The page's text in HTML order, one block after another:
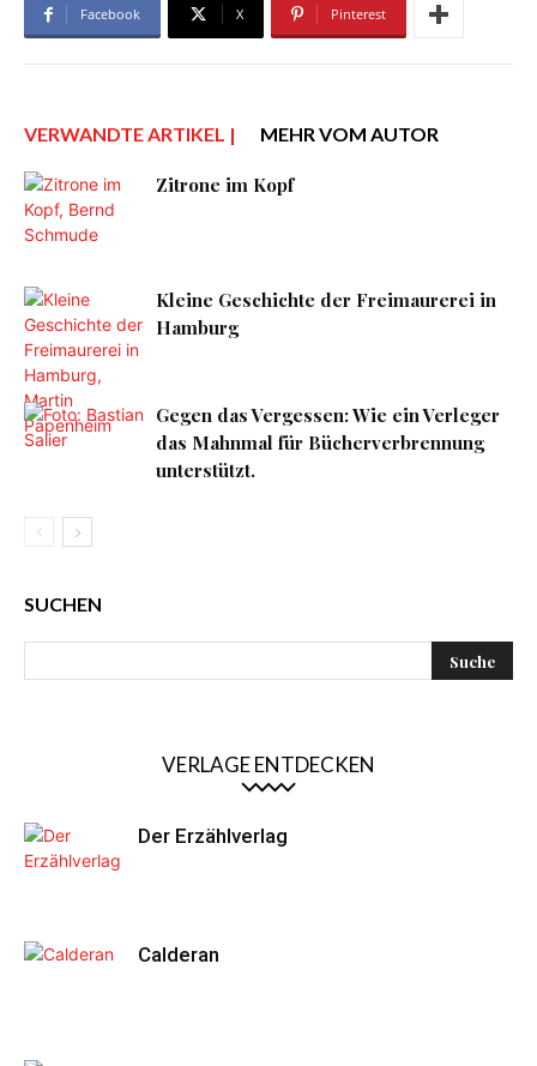
Facebook X Pinterest
VERWANDTE ARTIKEL | MEHR VOM AUTOR
Zitrone im Kopf
Kleine Geschichte der Freimaurerei in
Hamburg
Gegen das Vergessen: Wie ein Verleger
das Mahnmal für Bücherverbrennung
unterstützt.
SUCHEN
VERLAGE ENTDECKEN
Der Erzählverlag
Calderan